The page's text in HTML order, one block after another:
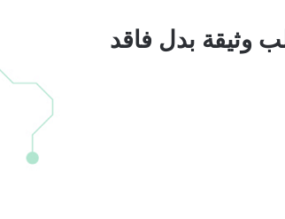
وثيقة بدل فاقد